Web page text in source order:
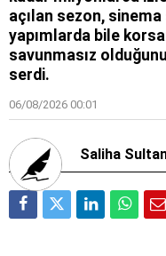
açılan sezon,
yapımlarda bile
savunmasız
serdi.
06/08/2026 00:01
Saliha